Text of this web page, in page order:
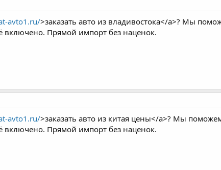
avto1.ru/>заказать авто из владивостока</a>? Мы
включено. Прямой импорт без наценок.
avto1.ru/>заказать авто из китая цены</a>? Мы
включено. Прямой импорт без наценок.